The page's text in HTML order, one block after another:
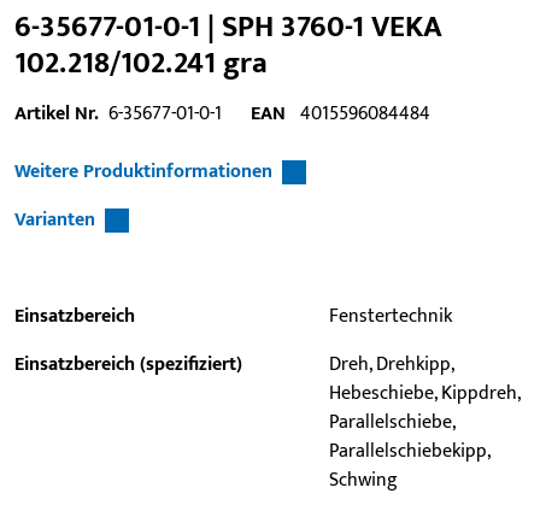
6-35677-01-0-1 | SPH 3760-1 VEKA
102.218/102.241 gra
Artikel Nr. 6-35677-01-0-1 EAN 4015596084484
Weitere Produktinformationen
Varianten
Einsatzbereich
Fenstertechnik
Einsatzbereich (spezifiziert)
Dreh, Drehkipp,
Hebeschiebe, Kippdreh,
Parallelschiebe,
Parallelschiebekipp,
Schwing